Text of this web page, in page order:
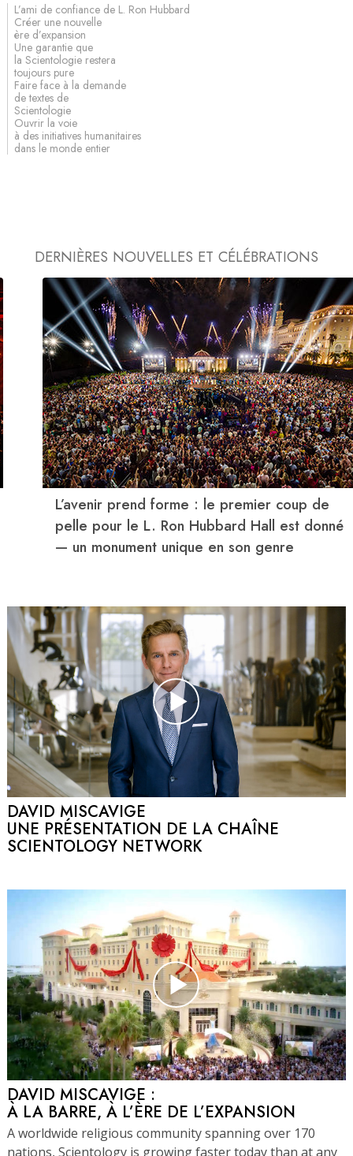
L’ami de confiance de L. Ron Hubbard
Créer une nouvelle
ère d’expansion
Une garantie que
la Scientologie restera
toujours pure
Faire face à la demande
de textes de
Scientologie
Ouvrir la voie
à des initiatives humanitaires
dans le monde entier
DERNIÈRES NOUVELLES ET CÉLÉBRATIONS
L’avenir prend forme : le premier coup de
pelle pour le L. Ron Hubbard Hall est donné
— un monument unique en son genre
DAVID MISCAVIGE
UNE PRÉSENTATION DE LA CHAÎNE
SCIENTOLOGY NETWORK
DAVID MISCAVIGE :
À LA BARRE, À L’ÈRE DE L’EXPANSION
A worldwide religious community spanning over 170
nations, Scientology is growing faster today than at any